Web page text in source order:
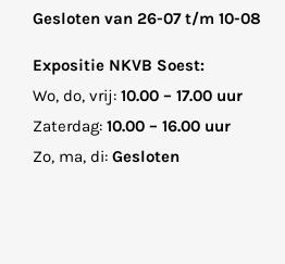
Gesloten van 26-07 t/m 10-08
Expositie NKVB Soest:
Wo, do, vrij: 10.00 – 17.00 uur
Zaterdag: 10.00 – 16.00 uur
Zo, ma, di: Gesloten